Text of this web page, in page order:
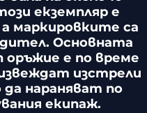
екземпляр е
маркировките са
Основната
е по време
изстрели
нараняват по
екипаж.